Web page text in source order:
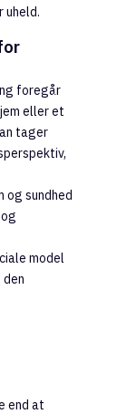
uheld.
foregår
eller et
tager
og sundhed
model
end at